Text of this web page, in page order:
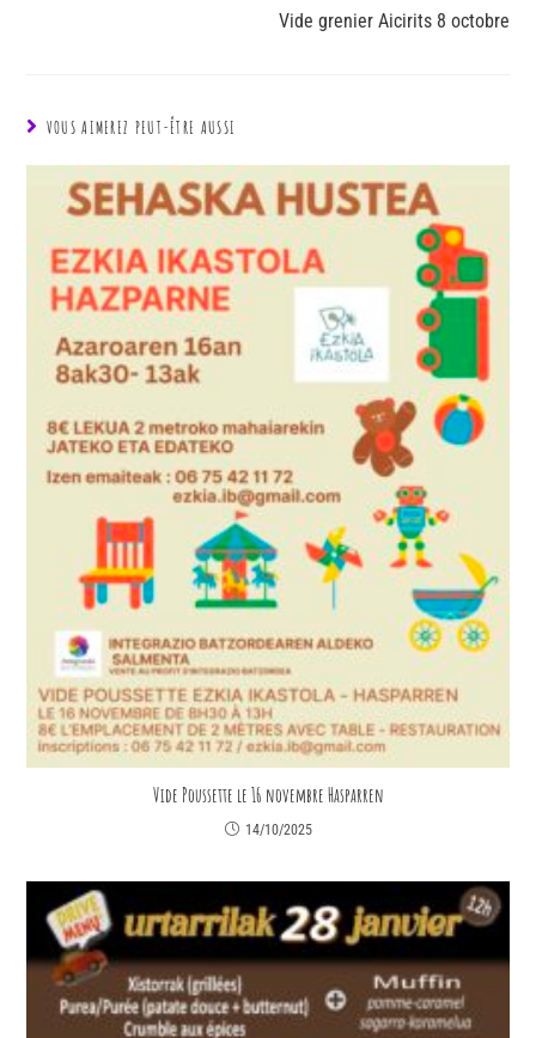
Vide grenier Aicirits 8 octobre
VOUS AIMEREZ PEUT-ÊTRE AUSSI
Vide Poussette le 16 novembre Hasparren
14/10/2025